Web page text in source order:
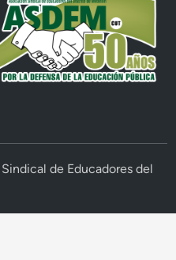
de Educadores del